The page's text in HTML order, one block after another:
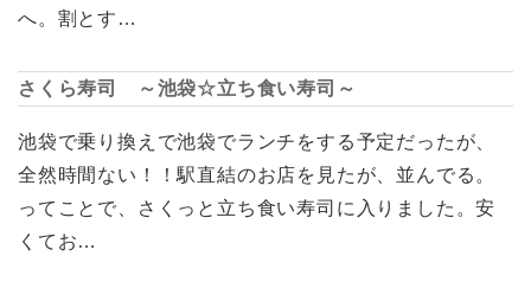
へ。割とす…
さくら寿司 ～池袋☆立ち食い寿司～
池袋で乗り換えで池袋でランチをする予定だったが、
全然時間ない！！駅直結のお店を見たが、並んでる。
ってことで、さくっと立ち食い寿司に入りました。安
くてお…